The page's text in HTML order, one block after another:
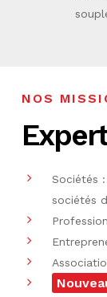
NOS
Sociétés :
sociétés